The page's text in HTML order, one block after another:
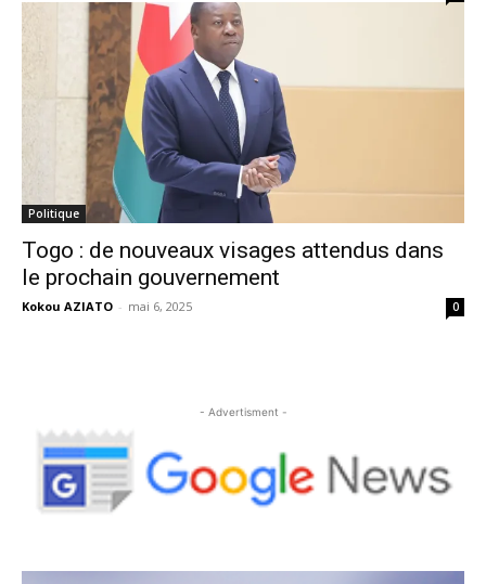
Politique
Togo : de nouveaux visages attendus dans
le prochain gouvernement
Kokou AZIATO - mai 6, 2025 0
- Advertisment -